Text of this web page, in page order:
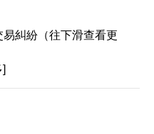
糾紛（往下滑查看更